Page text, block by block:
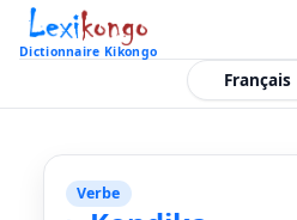
Dictionnaire Kikongo
Verbe